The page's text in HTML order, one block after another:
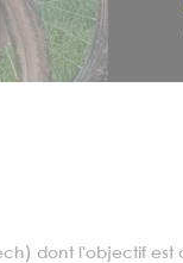
dont l'objectif est